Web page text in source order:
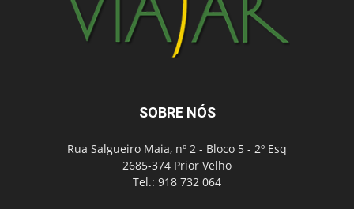
SOBRE NÓS
Rua Salgueiro Maia, nº 2 - Bloco 5 - 2º Esq
2685-374 Prior Velho
Tel.: 918 732 064